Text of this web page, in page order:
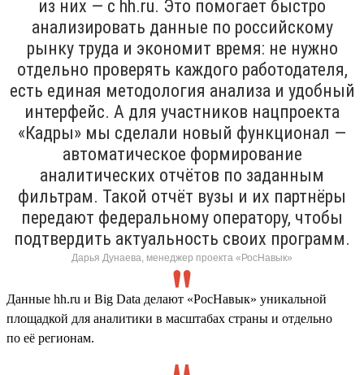
из них — с hh.ru. Это помогает быстро
анализировать данные по российскому
рынку труда и экономит время: не нужно
отдельно проверять каждого работодателя,
есть единая методология анализа и удобный
интерфейс. А для участников нацпроекта
«Кадры» мы сделали новый функционал —
автоматическое формирование
аналитических отчётов по заданным
фильтрам. Такой отчёт вузы и их партнёры
передают федеральному оператору, чтобы
подтвердить актуальность своих программ.
Дарья Дунаева, менеджер проекта «РосНавык»
Данные hh.ru и Big Data делают «РосНавык» уникальной
площадкой для аналитики в масштабах страны и отдельно
по её регионам.